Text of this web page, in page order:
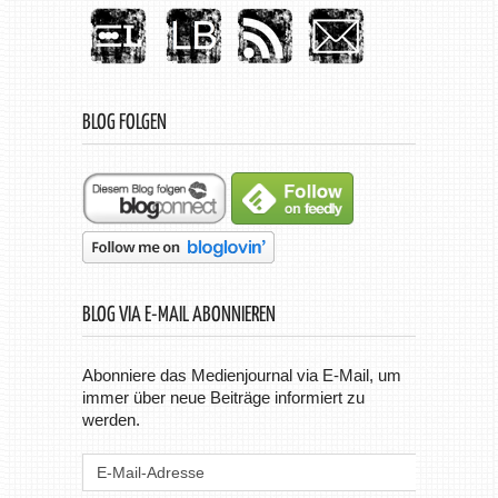
BLOG FOLGEN
BLOG VIA E-MAIL ABONNIEREN
Abonniere das Medienjournal via E-Mail, um
immer über neue Beiträge informiert zu
werden.
Mail-